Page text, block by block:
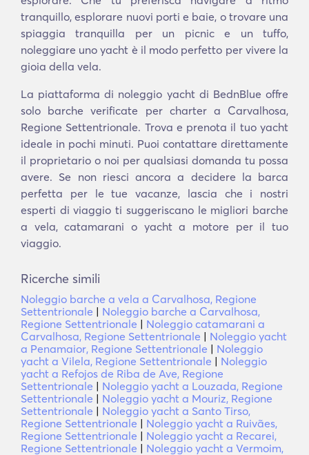
tranquillo, esplorare nuovi porti e baie, o trovare una
spiaggia tranquilla per un picnic e un tuffo,
noleggiare uno yacht è il modo perfetto per vivere la
gioia della vela.
La piattaforma di noleggio yacht di BednBlue offre
solo barche verificate per charter a Carvalhosa,
Regione Settentrionale. Trova e prenota il tuo yacht
ideale in pochi minuti. Puoi contattare direttamente
il proprietario o noi per qualsiasi domanda tu possa
avere. Se non riesci ancora a decidere la barca
perfetta per le tue vacanze, lascia che i nostri
esperti di viaggio ti suggeriscano le migliori barche
a vela, catamarani o yacht a motore per il tuo
viaggio.
Ricerche simili
Noleggio barche a vela a Carvalhosa, Regione
Settentrionale | Noleggio barche a Carvalhosa,
Regione Settentrionale | Noleggio catamarani a
Carvalhosa, Regione Settentrionale | Noleggio yacht
a Penamaior, Regione Settentrionale | Noleggio
yacht a Vilela, Regione Settentrionale | Noleggio
yacht a Refojos de Riba de Ave, Regione
Settentrionale | Noleggio yacht a Louzada, Regione
Settentrionale | Noleggio yacht a Mouriz, Regione
Settentrionale | Noleggio yacht a Santo Tirso,
Regione Settentrionale | Noleggio yacht a Ruivães,
Regione Settentrionale | Noleggio yacht a Recarei,
Regione Settentrionale | Noleggio yacht a Vermoim,